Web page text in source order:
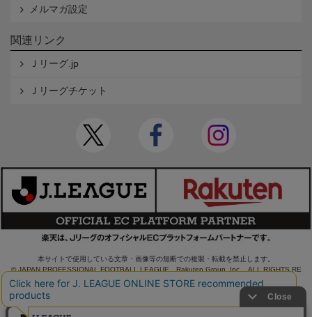
メルマガ設定
関連リンク
Ｊリーグ.jp
Ｊリーグチケット
本サイトで使用している文章・画像等の無断での複製・転載を禁止します。
© JAPAN PROFESSIONAL FOOTBALL LEAGUE Rakuten Group, Inc. ALL RIGHTS RE
SERVED.